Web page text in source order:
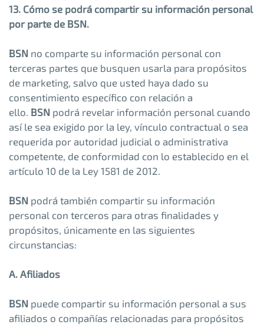
13. Cómo se podrá compartir su información personal
por parte de BSN.
BSN no comparte su información personal con
terceras partes que busquen usarla para propósitos
de marketing, salvo que usted haya dado su
consentimiento específico con relación a
ello. BSN podrá revelar información personal cuando
así le sea exigido por la ley, vínculo contractual o sea
requerida por autoridad judicial o administrativa
competente, de conformidad con lo establecido en el
artículo 10 de la Ley 1581 de 2012.
BSN podrá también compartir su información
personal con terceros para otras finalidades y
propósitos, únicamente en las siguientes
circunstancias:
A. Afiliados
BSN puede compartir su información personal a sus
afiliados o compañías relacionadas para propósitos